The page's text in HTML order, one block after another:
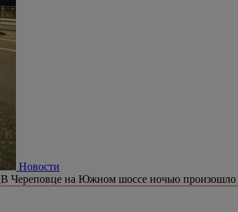
Новости
В Череповце на Южном шоссе ночью произошло